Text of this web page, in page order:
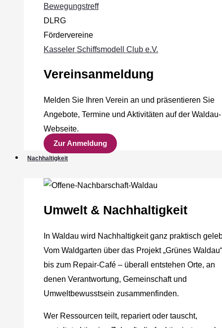
Bewegungstreff
DLRG
Fördervereine
Kasseler Schiffsmodell Club e.V.
Vereinsanmeldung
Melden Sie Ihren Verein an und präsentieren Sie
Angebote, Termine und Aktivitäten auf der Waldau-
Webseite.
Zur Anmeldung
Nachhaltigkeit
Umwelt & Nachhaltigkeit
In Waldau wird Nachhaltigkeit ganz praktisch
Vom Waldgarten über das Projekt „Grünes Waldau“
bis zum Repair-Café – überall entstehen Orte, an
denen Verantwortung, Gemeinschaft und
Umweltbewusstsein zusammenfinden.
Wer Ressourcen teilt, repariert oder tauscht,